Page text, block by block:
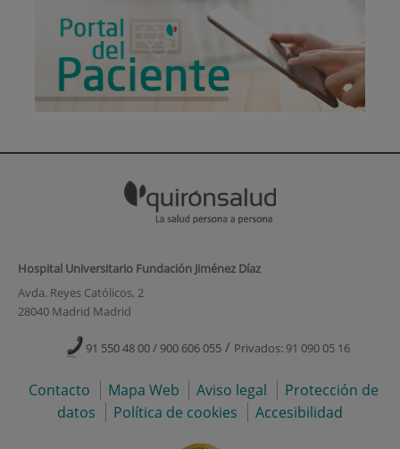
Hospital Universitario Fundación Jiménez Díaz
Avda. Reyes Católicos, 2
28040 Madrid Madrid
91 550 48 00 / 900 606 055 / Privados: 91 090 05 16
Contacto Mapa Web Aviso legal
Protección de
datos
Política de cookies Accesibilidad